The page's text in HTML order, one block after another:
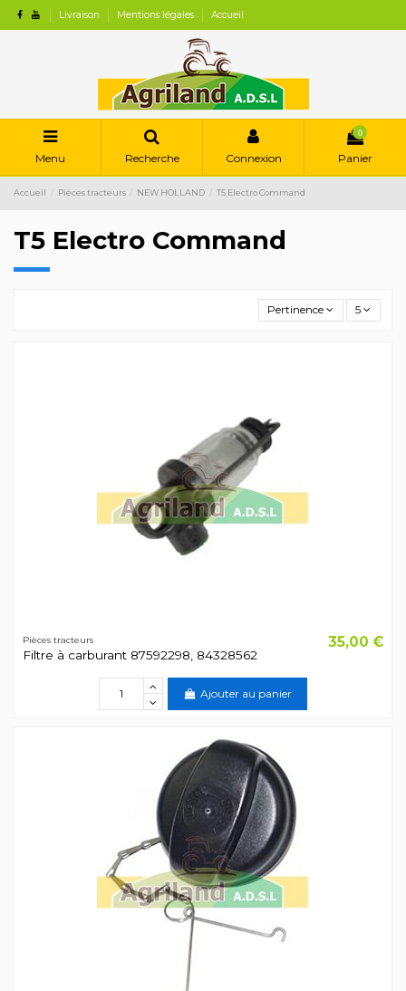
Livraison Mentions légales Accueil
Menu Recherche Connexion
0
Panier
Accueil Pièces tracteurs NEW HOLLAND T5 Electro Command
T5 Electro Command
Pertinence 5
Pièces tracteurs
Filtre à carburant 87592298, 84328562
35,00 €
Ajouter au panier